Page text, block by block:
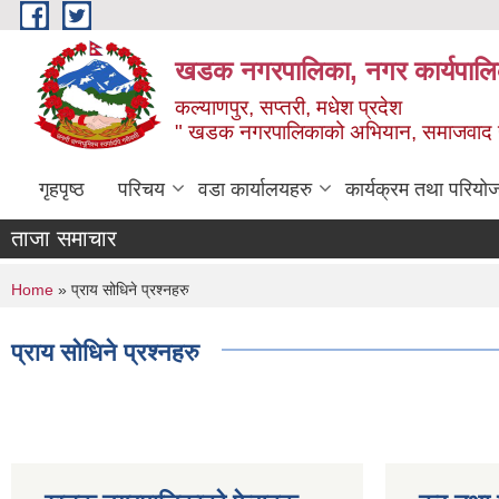
Skip to main content
खडक नगरपालिका, नगर
कल्याणपुर, सप्तरी, मधेश प्रदेश
" खडक नगरपालिकाको अभियान, समाजवाद
गृहपृष्ठ परिचय वडा कार्यालयहरु कार्यक्रम तथा
ताजा समाचार
You are here
Home » प्राय सोधिने प्रश्नहरु
प्राय सोधिने प्रश्नहरु